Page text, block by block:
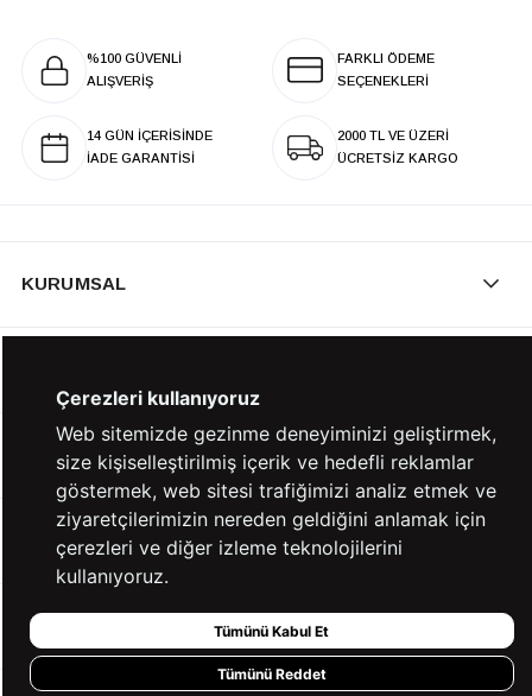
%100 GÜVENLİ
ALIŞVERİŞ
FARKLI ÖDEME
SEÇENEKLERİ
14 GÜN İÇERİSİNDE
İADE GARANTİSİ
2000 TL VE ÜZERİ
ÜCRETSİZ KARGO
KURUMSAL
YARDIM
BİZE ULAŞIN
HIZLI ERİŞİM
Çerezleri kullanıyoruz
Web sitemizde gezinme deneyiminizi geliştirmek,
size kişiselleştirilmiş içerik ve hedefli reklamlar
göstermek, web sitesi trafiğimizi analiz etmek ve
ziyaretçilerimizin nereden geldiğini anlamak için
çerezleri ve diğer izleme teknolojilerini
kullanıyoruz.
Tümünü Kabul Et
Tümünü Reddet